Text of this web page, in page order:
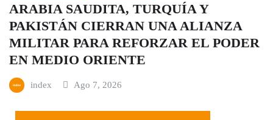
ARABIA SAUDITA, TURQUÍA Y
PAKISTÁN CIERRAN UNA ALIANZA
MILITAR PARA REFORZAR EL PODER
EN MEDIO ORIENTE
index Ago 7, 2026